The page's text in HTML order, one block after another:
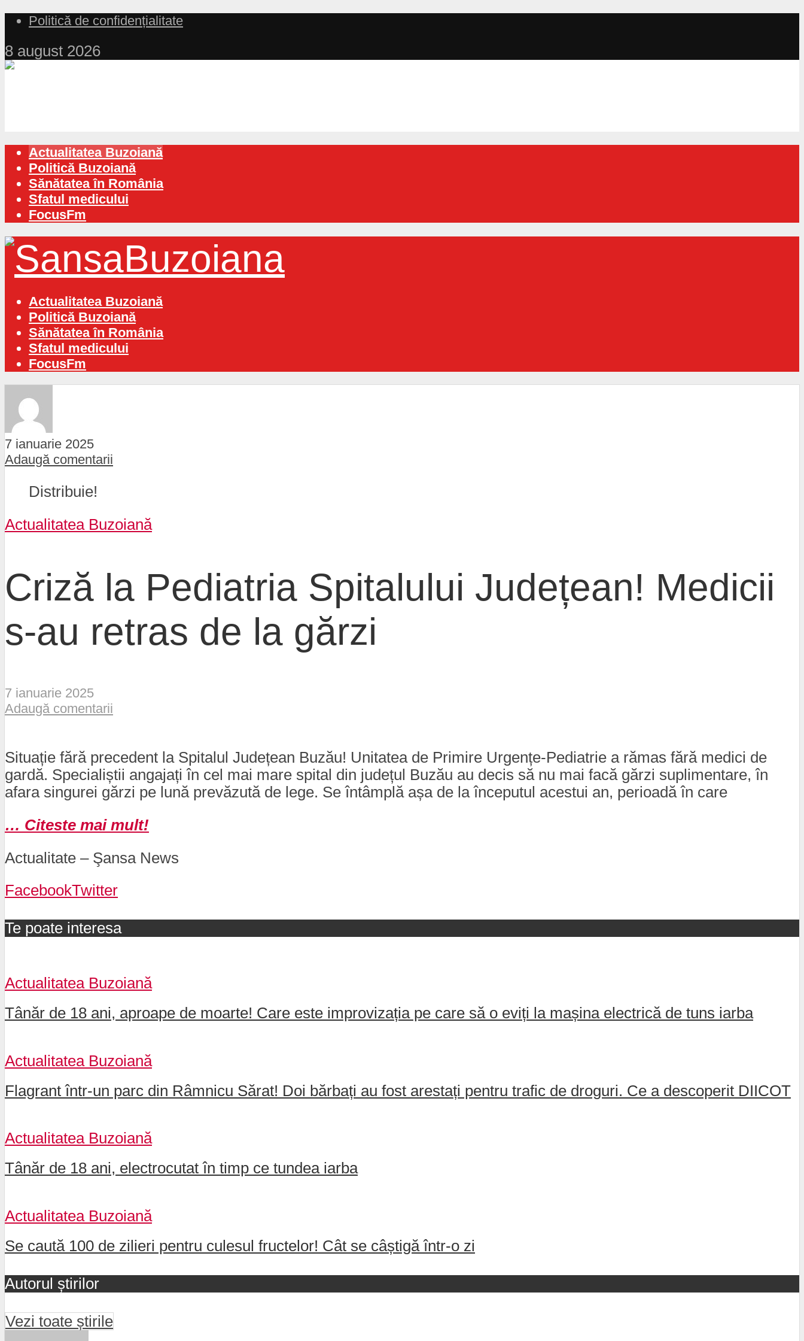
Politică de confidențialitate
8 august 2026
Actualitatea Buzoiană
Politică Buzoiană
Sănătatea în România
Sfatul medicului
FocusFm
Actualitatea Buzoiană
Politică Buzoiană
Sănătatea în România
Sfatul medicului
FocusFm
7 ianuarie 2025
Adaugă comentarii
Distribuie!
Actualitatea Buzoiană
Criză la Pediatria Spitalului Județean! Medicii
s-au retras de la gărzi
7 ianuarie 2025
Adaugă comentarii
Situație fără precedent la Spitalul Județean Buzău! Unitatea de Primire Urgențe-Pediatrie a rămas fără medici de
gardă. Specialiștii angajați în cel mai mare spital din județul Buzău au decis să nu mai facă gărzi suplimentare, în
afara singurei gărzi pe lună prevăzută de lege. Se întâmplă așa de la începutul acestui an, perioadă în care
… Citeste mai mult!
Actualitate – Şansa News
FacebookTwitter
Te poate interesa
Actualitatea Buzoiană
Tânăr de 18 ani, aproape de moarte! Care este improvizația pe care să o eviți la mașina electrică de tuns iarba
Actualitatea Buzoiană
Flagrant într-un parc din Râmnicu Sărat! Doi bărbați au fost arestați pentru trafic de droguri. Ce a descoperit DIICOT
Actualitatea Buzoiană
Tânăr de 18 ani, electrocutat în timp ce tundea iarba
Actualitatea Buzoiană
Se caută 100 de zilieri pentru culesul fructelor! Cât se câștigă într-o zi
Autorul știrilor
Vezi toate știrile